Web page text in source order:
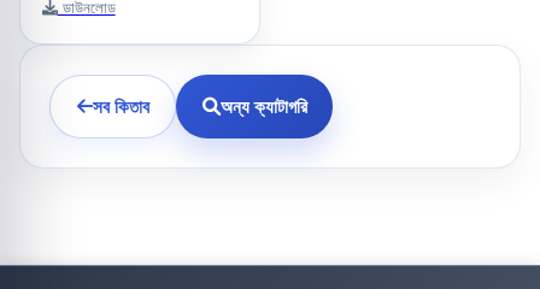
ডাউনলোড
সব কিতাব অন্য ক্যাটাগরি